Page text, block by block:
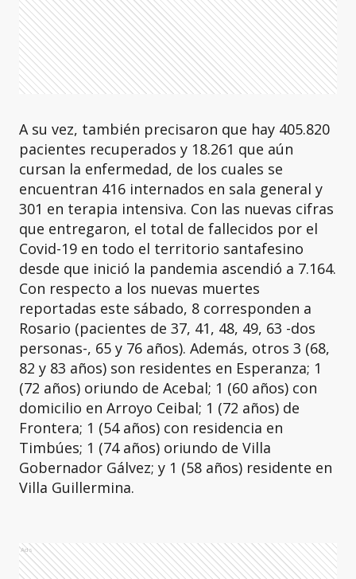
A su vez, también precisaron que hay 405.820
pacientes recuperados y 18.261 que aún
cursan la enfermedad, de los cuales se
encuentran 416 internados en sala general y
301 en terapia intensiva. Con las nuevas cifras
que entregaron, el total de fallecidos por el
Covid-19 en todo el territorio santafesino
desde que inició la pandemia ascendió a 7.164.
Con respecto a los nuevas muertes
reportadas este sábado, 8 corresponden a
Rosario (pacientes de 37, 41, 48, 49, 63 -dos
personas-, 65 y 76 años). Además, otros 3 (68,
82 y 83 años) son residentes en Esperanza; 1
(72 años) oriundo de Acebal; 1 (60 años) con
domicilio en Arroyo Ceibal; 1 (72 años) de
Frontera; 1 (54 años) con residencia en
Timbúes; 1 (74 años) oriundo de Villa
Gobernador Gálvez; y 1 (58 años) residente en
Villa Guillermina.
Ads